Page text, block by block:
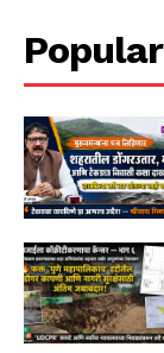
Popular